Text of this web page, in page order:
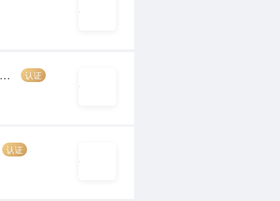
滦南县宋道口布艺（滦南县丰凡服饰店） 认证
认证